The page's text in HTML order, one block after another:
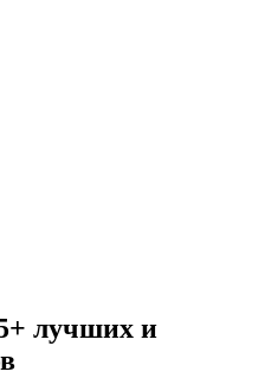
лучших и